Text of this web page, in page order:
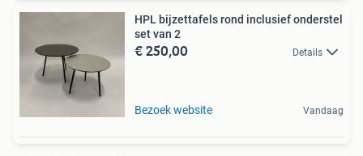
HPL bijzettafels rond inclusief onderstel
set van 2
€ 250,00 Details
Bezoek website Vandaag